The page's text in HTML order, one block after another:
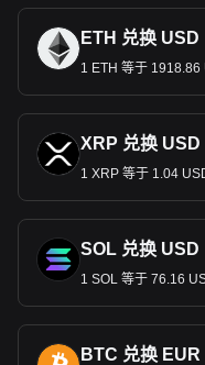
货币政策与通
第纳尔受塞尔维亚国家
定时期。该银行的货币
济可持续增长，这对维
国际贸易和塞
第纳尔的稳定对国际贸
汇款和经济影响
在西欧等国工作的塞尔
又为国民经济做出了贡
冲。
ETH 兑换 USD
1 ETH 等于 1918.86
XRP 兑换 USD
1 XRP 等于 1.04
SOL 兑换 USD
1 SOL 等于 76.16
BTC 兑换 EUR